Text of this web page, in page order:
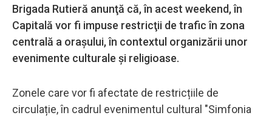
Brigada Rutieră anunţă că, în acest weekend, în
Capitală vor fi impuse restricţii de trafic în zona
centrală a oraşului, în contextul organizării unor
evenimente culturale şi religioase.
Zonele care vor fi afectate de restricțiile de
circulație, în cadrul evenimentul cultural "Simfonia